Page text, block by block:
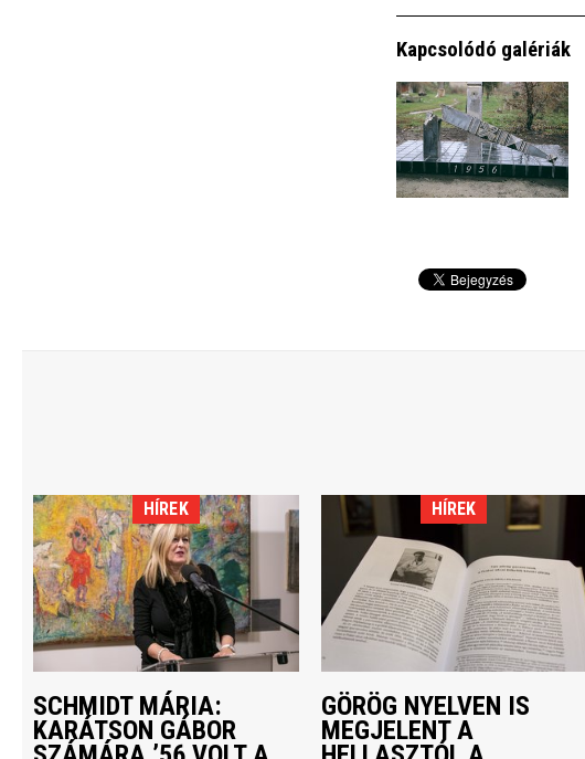
Kapcsolódó galériák
HÍREK
SCHMIDT MÁRIA:
KARÁTSON GÁBOR
HÍREK
GÖRÖG NYELVEN IS
MEGJELENT A